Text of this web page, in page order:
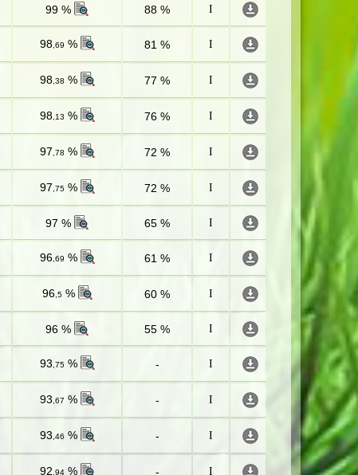
99 % 88 % I
98,69 % 81 % I
98,38 % 77 % I
98,13 % 76 % I
97 ,78 % 72 % I
97 ,75% 72 % I
97 % 65 % I
96,69 % 61 % I
96,5% 60 % I
96 % 55 % I
93 ,75% - I
93,67 % - I
93,46 % - I
92 ,94% - I